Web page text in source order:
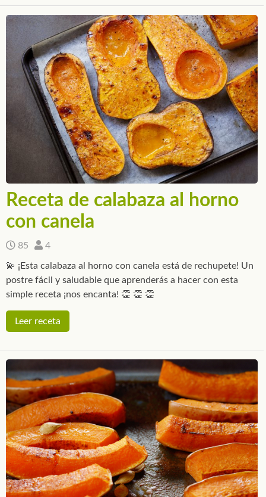
Receta de calabaza al horno
con canela
85 4
💫 ¡Esta calabaza al horno con canela está de rechupete! Un
postre fácil y saludable que aprenderás a hacer con esta
simple receta ¡nos encanta! 👏 👏 👏
Leer receta